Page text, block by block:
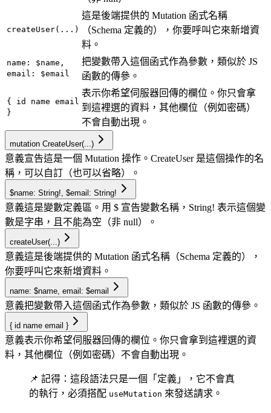
createUser(...)
這是後端提供的 Mutation 函式名稱
（Schema 定義的），你要呼叫它來新增資
料。
name: $name,
email: $email
把變數帶入這個函式作為參數，類似於 JS
函數的傳參。
{ id name email
}
表示你希望伺服器回傳的欄位。你只會拿
到這裡選的資料，其他欄位（例如密碼）
不會自動出現。
mutation CreateUser(...)
意義宣告這是一個 Mutation 操作。CreateUser 是這個操作的名
稱，可以自訂（也可以省略）。
$name: String!, $email: String!
意義這是變數定義區。用 $ 宣告變數名稱，String! 表示這個變
數是字串，且不能為空（非 null）。
createUser(...)
意義這是後端提供的 Mutation 函式名稱（Schema 定義的），
你要呼叫它來新增資料。
name: $name, email: $email
意義把變數帶入這個函式作為參數，類似於 JS 函數的傳參。
{ id name email }
意義表示你希望伺服器回傳的欄位。你只會拿到這裡選的資
料，其他欄位（例如密碼）不會自動出現。
📌 記得：這段語法只是一個「定義」，它不會真
的執行，必須搭配 useMutation 來發送請求。